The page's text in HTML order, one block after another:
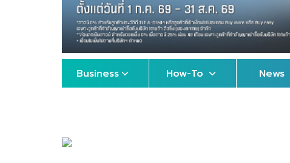
Business How-To News